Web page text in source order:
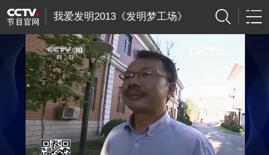
我爱发明2013《发明梦工场》